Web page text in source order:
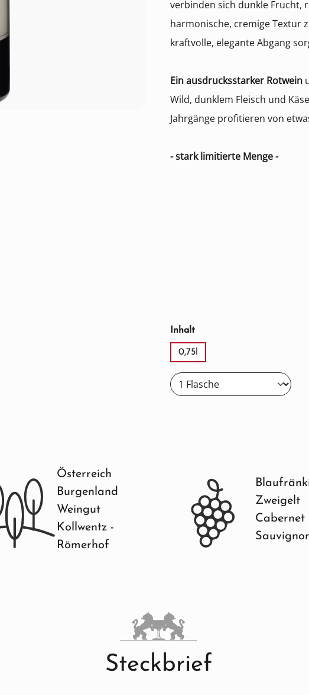
verbinden sich dunkle Frucht,
harmonische, cremige Textur
kraftvolle, elegante Abgang
Ein ausdrucksstarker Rotwein
Wild, dunklem Fleisch und
Jahrgänge profitieren von
- stark limitierte Menge -
Inhaltauswählen
0,75l
Österreich
Burgenland
Weingut
Kollwentz -
Römerhof
Zweigelt
Cabernet
Steckbrief